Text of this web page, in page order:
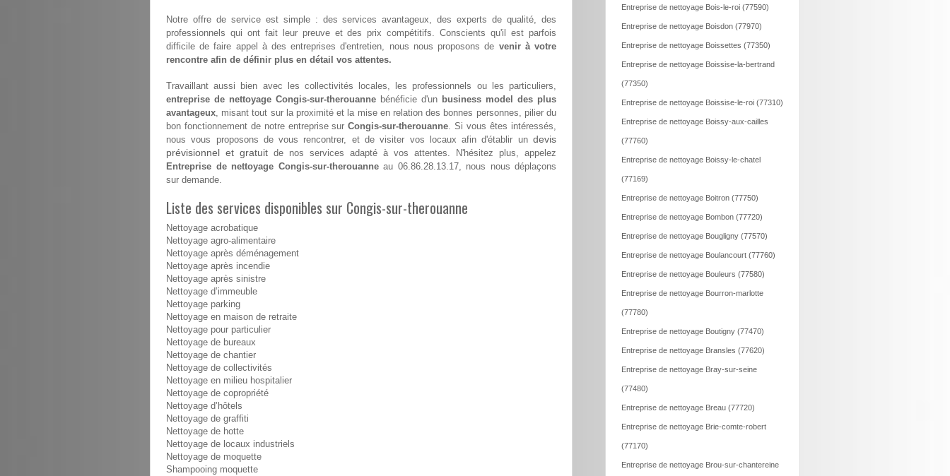
Notre offre de service est simple : des services avantageux, des experts de qualité, des
professionnels qui ont fait leur preuve et des prix compétitifs. Conscients qu'il est parfois
difficile de faire appel à des entreprises d'entretien, nous nous proposons de venir à votre
rencontre afin de définir plus en détail vos attentes.
Travaillant aussi bien avec les collectivités locales, les professionnels ou les particuliers,
entreprise de nettoyage Congis-sur-therouanne bénéficie d'un business model des plus
avantageux, misant tout sur la proximité et la mise en relation des bonnes personnes, pilier du
bon fonctionnement de notre entreprise surCongis-sur-therouanne. Si vous êtes intéressés,
nous vous proposons de vous rencontrer, et de visiter vos locaux afin d'établir un devis
prévisionnel et gratuit de nos services adapté à vos attentes. N'hésitez plus, appelez
Entreprise de nettoyage Congis-sur-therouanneau 06.86.28.13.17, nous nous déplaçons
sur demande.
Liste des services disponibles sur Congis-sur-therouanne
Nettoyage acrobatique
Nettoyage agro-alimentaire
Nettoyage après déménagement
Nettoyage après incendie
Nettoyage après sinistre
Nettoyage d’immeuble
Nettoyage parking
Nettoyage en maison de retraite
Nettoyage pour particulier
Nettoyage de bureaux
Nettoyage de chantier
Nettoyage de collectivités
Nettoyage en milieu hospitalier
Nettoyage de copropriété
Nettoyage d’hôtels
Nettoyage de graffiti
Nettoyage de hotte
Nettoyage de locaux industriels
Nettoyage de moquette
Shampooing moquette
Entreprise de nettoyage Bois-le-roi (77590)
Entreprise de nettoyage Boisdon (77970)
Entreprise de nettoyage Boissettes (77350)
Entreprise de nettoyage Boissise-la-bertrand
(77350)
Entreprise de nettoyage Boissise-le-roi (77310)
Entreprise de nettoyage Boissy-aux-cailles
(77760)
Entreprise de nettoyage Boissy-le-chatel
(77169)
Entreprise de nettoyage Boitron (77750)
Entreprise de nettoyage Bombon (77720)
Entreprise de nettoyage Bougligny (77570)
Entreprise de nettoyage Boulancourt (77760)
Entreprise de nettoyage Bouleurs (77580)
Entreprise de nettoyage Bourron-marlotte
(77780)
Entreprise de nettoyage Boutigny (77470)
Entreprise de nettoyage Bransles (77620)
Entreprise de nettoyage Bray-sur-seine
(77480)
Entreprise de nettoyage Breau (77720)
Entreprise de nettoyage Brie-comte-robert
(77170)
Entreprise de nettoyage Brou-sur-chantereine